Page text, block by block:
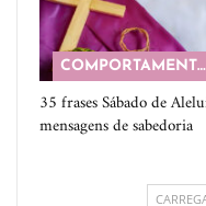
COMPORTAMENTO
35 frases Sábado de
mensagens de sabedoria